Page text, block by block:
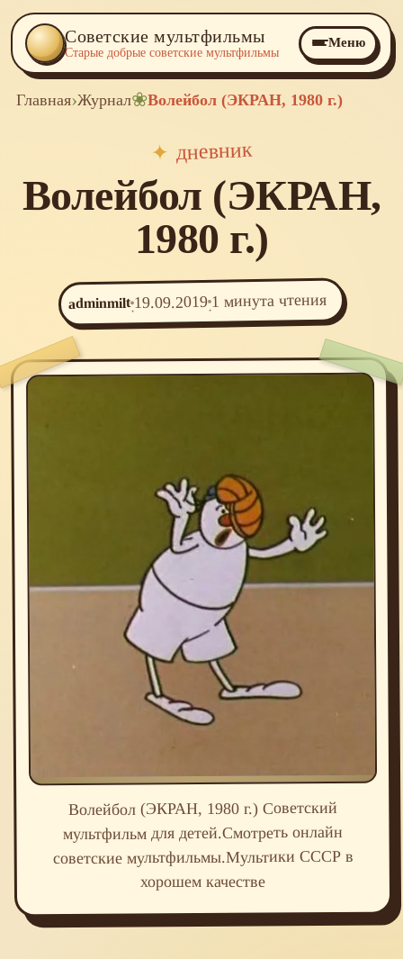
Советские мультфильмы
Старые добрые советские мультфильмы
Меню
Главная›Журнал❀Волейбол (ЭКРАН, 1980 г.)
✦ дневник
Волейбол (ЭКРАН,
1980 г.)
adminmilt
·
19.09.2019·
1 минута чтения
Волейбол (ЭКРАН, 1980 г.) Советский
мультфильм для детей.Смотреть онлайн
советские мультфильмы.Мультики СССР в
хорошем качестве